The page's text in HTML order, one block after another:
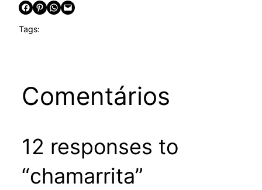
Share on Facebook Share on Pinterest Share on WhatsApp Email this Page
Tags:
Comentários
12 responses to
“chamarrita”